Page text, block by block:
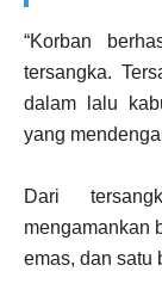
“Korban
tersangka.
dalam lalu
yang
Dari
mengamankan
emas, dan satu